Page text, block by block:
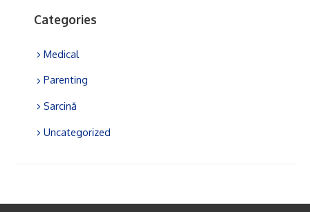
Categories
Medical
Parenting
Sarcină
Uncategorized